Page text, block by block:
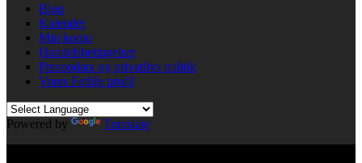
Blog
Kalender
Min konto
Handelsbetingelser
Persondata og privatlivs politik
Vores Fetlife profil
Powered by
Translate